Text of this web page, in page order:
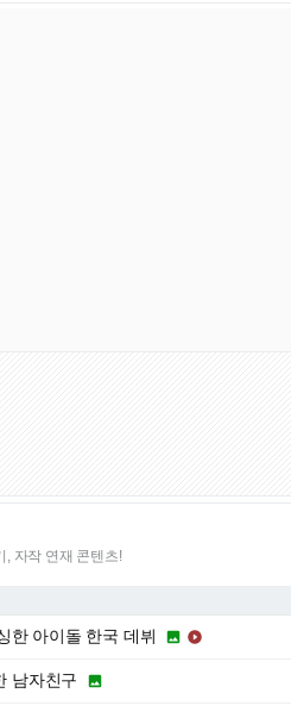
, 자작 연재 콘텐츠!
한 아이돌 한국 데뷔  
남자친구 